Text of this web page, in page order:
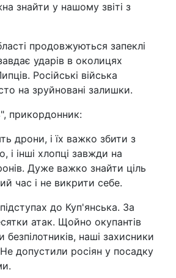
знайти у нашому звіті з
продовжуються запеклі
ударів в околицях
Російські війська
на зруйновані залишки.
прикордонник:
дрони, і їх важко збити з
і інші хлопці завжди на
Дуже важко знайти ціль
час і не викрити себе.
до Куп'янська. За
атак. Щойно окупантів
наші захисники
допустили росіян у посадку